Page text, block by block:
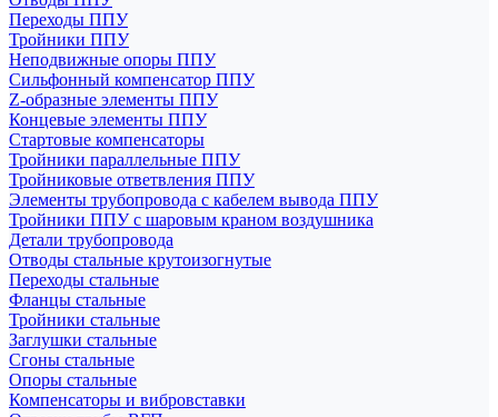
Переходы ППУ
Тройники ППУ
Неподвижные опоры ППУ
Cильфонный компенсатор ППУ
Z-образные элементы ППУ
Концевые элементы ППУ
Стартовые компенсаторы
Тройники параллельные ППУ
Тройниковые ответвления ППУ
Элементы трубопровода с кабелем вывода ППУ
Тройники ППУ с шаровым краном воздушника
Детали трубопровода
Отводы стальные крутоизогнутые
Переходы стальные
Фланцы стальные
Тройники стальные
Заглушки стальные
Сгоны стальные
Опоры стальные
Компенсаторы и вибровставки